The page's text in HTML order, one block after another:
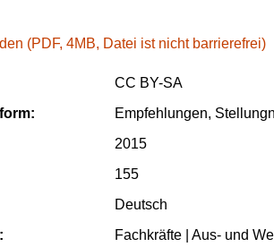
(PDF, 4MB, Datei ist nicht barrierefrei)
CC BY-SA
Empfehlungen,
2015
155
Deutsch
Fachkräfte | Aus- und